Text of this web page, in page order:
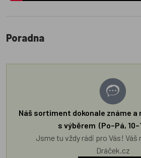
Poradna
Náš sortiment dokonale známe a
s výběrem (Po–Pá,
Jsme tu vždy rádi pro Vás! Váš
Dráček.cz